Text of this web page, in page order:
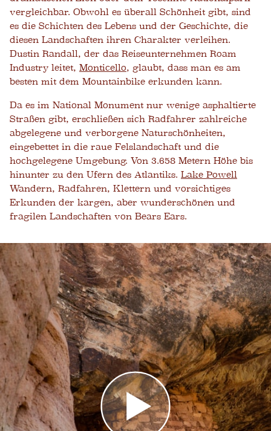
vergleichbar. Obwohl es überall Schönheit gibt, sind
es die Schichten des Lebens und der Geschichte, die
diesen Landschaften ihren Charakter verleihen.
Dustin Randall, der das Reiseunternehmen Roam
Industry leitet, Monticello, glaubt, dass man es am
besten mit dem Mountainbike erkunden kann.
Da es im National Monument nur wenige asphaltierte
Straßen gibt, erschließen sich Radfahrer zahlreiche
abgelegene und verborgene Naturschönheiten,
eingebettet in die raue Felslandschaft und die
hochgelegene Umgebung. Von 3.658 Metern Höhe bis
hinunter zu den Ufern des Atlantiks. Lake Powell
Wandern, Radfahren, Klettern und vorsichtiges
Erkunden der kargen, aber wunderschönen und
fragilen Landschaften von Bears Ears.